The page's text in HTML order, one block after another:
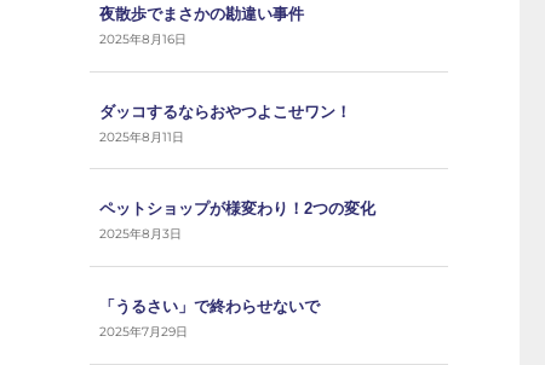
夜散歩でまさかの勘違い事件
2025年8月16日
ダッコするならおやつよこせワン！
2025年8月11日
ペットショップが様変わり！2つの変化
2025年8月3日
「うるさい」で終わらせないで
2025年7月29日